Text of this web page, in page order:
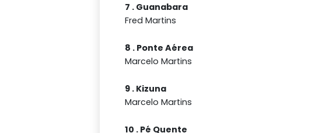
7 . Guanabara
Fred Martins
8 . Ponte Aérea
Marcelo Martins
9 . Kizuna
Marcelo Martins
10 . Pé Quente